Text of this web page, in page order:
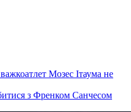
з Френком Санчесом